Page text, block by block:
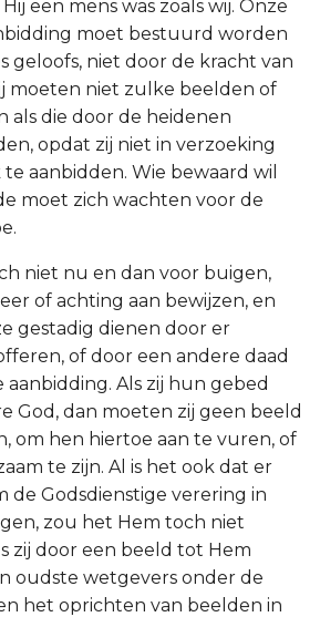
een mens was zoals wij. Onze
moet bestuurd worden
geloofs, niet door de kracht van
moeten niet zulke beelden of
als die door de heidenen
opdat zij niet in verzoeking
aanbidden. Wie bewaard wil
moet zich wachten voor de
niet nu en dan voor buigen,
of achting aan bewijzen, en
gestadig dienen door er
of door een andere daad
aanbidding. Als zij hun gebed
God, dan moeten zij geen beeld
om hen hiertoe aan te vuren, of
te zijn. Al is het ook dat er
de Godsdienstige verering in
zou het Hem toch niet
zij door een beeld tot Hem
oudste wetgevers onder de
het oprichten van beelden in